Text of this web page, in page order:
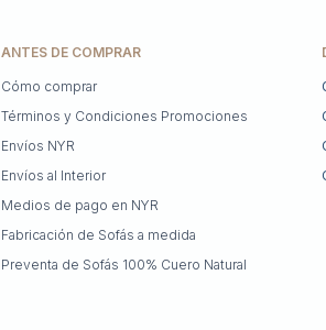
ANTES DE COMPRAR
Cómo comprar
Términos y Condiciones Promociones
Envíos NYR
Envíos al Interior
Medios de pago en NYR
Fabricación de Sofás a medida
Preventa de Sofás 100% Cuero Natural